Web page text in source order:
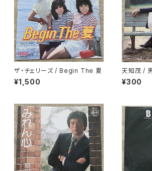
ザ・チェリーズ / Begin The 夏
¥1,500
天知茂 /
¥300